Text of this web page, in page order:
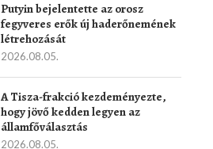
Putyin bejelentette az orosz
fegyveres erők új haderőnemének
létrehozását
2026.08.05.
A Tisza-frakció kezdeményezte,
hogy jövő kedden legyen az
államfőválasztás
2026.08.05.